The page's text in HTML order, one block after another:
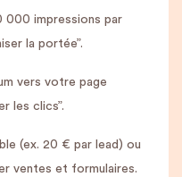
000 impressions par
la portée”.
vers votre page
les clics”.
(ex. 20 € par lead) ou
ventes et formulaires.